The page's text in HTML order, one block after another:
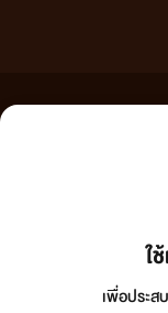
ใ
เพื่อประ
เว็บไซต์แห่งนี้ไม่ได้เห็นด้วยและ
วิจารณญาณในการกลั่นกรองด้ว
กรุณาแจ้งมาที่
ลิขสิทธิ์ตามพระราชบัญญัติลิขสิท